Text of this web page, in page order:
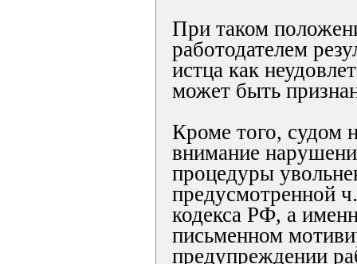
При таком
работодателем
истца как
может быть
Кроме того, судом
внимание
процедуры
предусмотренной
кодекса РФ, а
письменном
предупреждении